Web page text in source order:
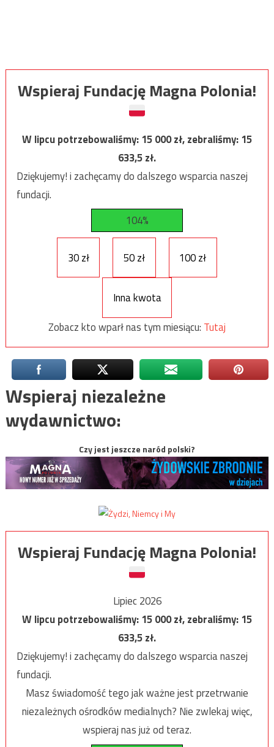
Wspieraj Fundację Magna Polonia!
W lipcu potrzebowaliśmy:15 000zł, zebraliśmy:15
633,5zł.
Dziękujemy! i zachęcamy do dalszego wsparcia naszej
fundacji.
104%
30 zł 50 zł 100 zł
Inna kwota
Zobacz kto wparł nas tym miesiącu: Tutaj
Wspieraj niezależne
wydawnictwo:
Czy jest jeszcze naród polski?
Wspieraj Fundację Magna Polonia!
Lipiec 2026
W lipcu potrzebowaliśmy:15 000zł, zebraliśmy:15
633,5zł.
Dziękujemy! i zachęcamy do dalszego wsparcia naszej
fundacji.
Masz świadomość tego jak ważne jest przetrwanie
niezależnych ośrodków medialnych? Nie zwlekaj więc,
wspieraj nas już od teraz.